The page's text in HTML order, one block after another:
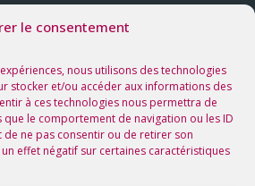
le consentement
nous utilisons des technologies
stocker et/ou accéder aux informations des
à ces technologies nous permettra de
le comportement de navigation ou les ID
de ne pas consentir ou de retirer son
effet négatif sur certaines caractéristiques
!